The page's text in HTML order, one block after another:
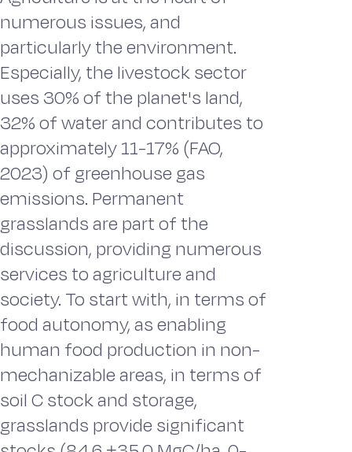
numerous issues, and
particularly the environment.
Especially, the livestock sector
uses 30% of the planet's land,
32% of water and contributes to
approximately 11-17% (FAO,
2023) of greenhouse gas
emissions. Permanent
grasslands are part of the
discussion, providing numerous
services to agriculture and
society. To start with, in terms of
food autonomy, as enabling
human food production in non-
mechanizable areas, in terms of
soil C stock and storage,
grasslands provide significant